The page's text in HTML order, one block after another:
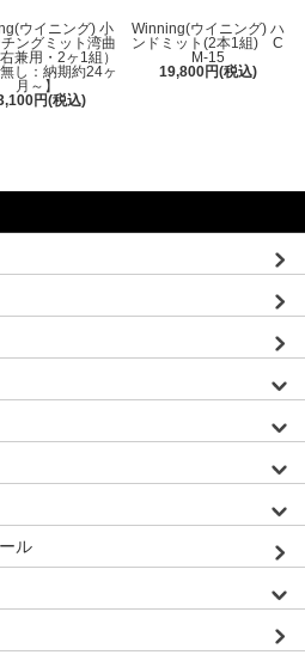
ウイニング) 小
ングミット湾曲
兼用・2ヶ1組）
無し：納期約24ヶ
月～】
円(税込)
Winning(ウイニング) ハ
ンドミット(2本1組) C
M-15
19,800円(税込)
ル